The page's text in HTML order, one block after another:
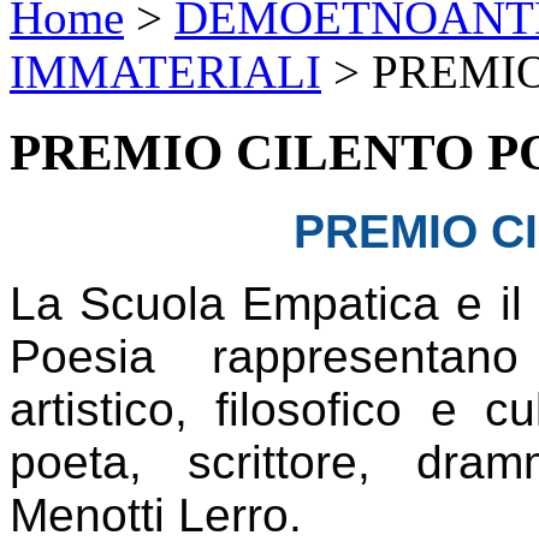
Home >
IMMATERIALI >
PREMIO CILENTO
PREMIO
La Scuola Empatica e il
Poesia
artistico, filosofico e
poeta, scrittore,
Menotti Lerro.